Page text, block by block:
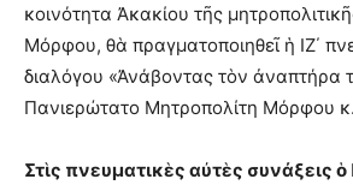
κοινότητα Ἀκακίου τῆς
Μόρφου, θὰ πραγματοποιηθεῖ ἡ ΙΖ΄
διαλόγου «Ἀνάβοντας τὸν ἀναπτήρα
Πανιερώτατο Μητροπολίτη Μόρφου
Στὶς πνευματικὲς αὐτὲς συνάξεις